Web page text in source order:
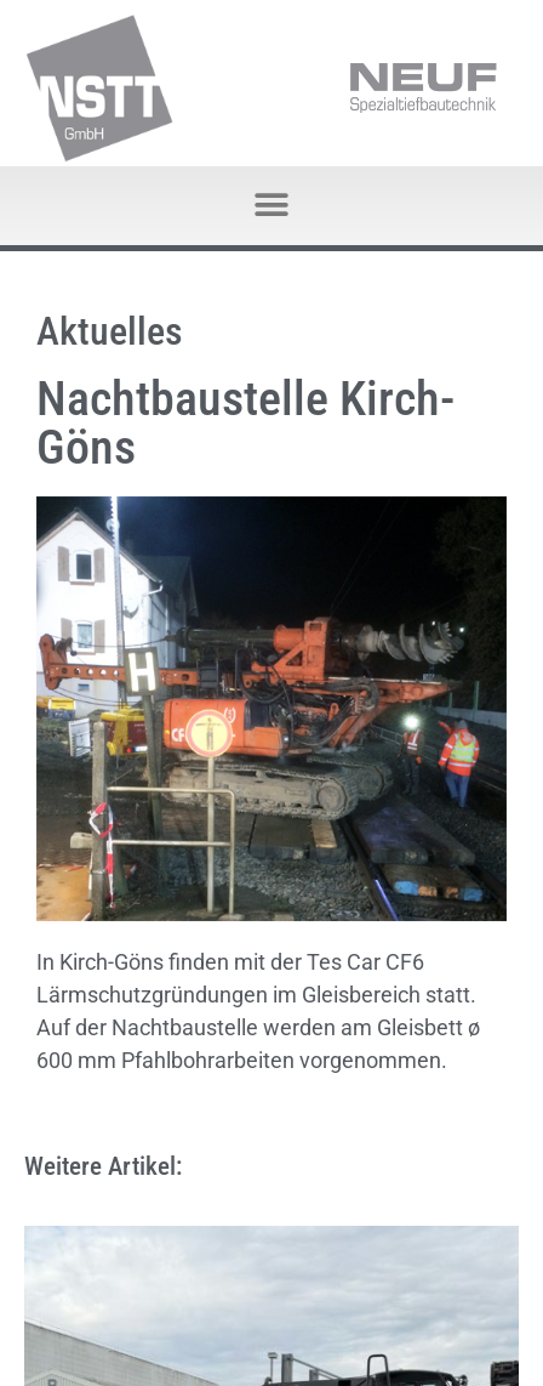
Aktuelles
Nachtbaustelle Kirch-
Göns
In Kirch-Göns finden mit der Tes Car CF6
Lärmschutzgründungen im Gleisbereich statt.
Auf der Nachtbaustelle werden am Gleisbett ø
600 mm Pfahlbohrarbeiten vorgenommen.
Weitere Artikel: